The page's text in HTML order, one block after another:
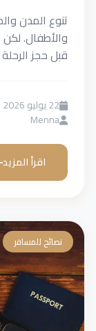
تنوع المدن
والأطفال.
قبل حجز
22 يوليو 2026
Menna
اقرأ المزيد
نصائح للمسافر